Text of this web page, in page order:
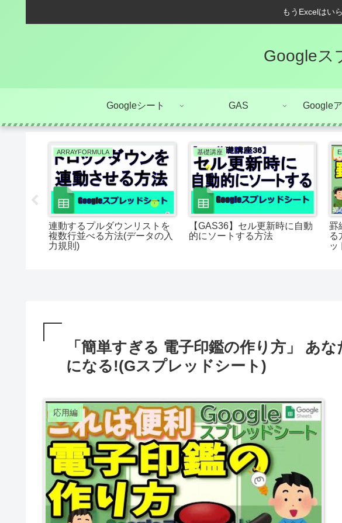
もうExcelはい
Googleス
Googleシート GAS Google
ARRAYFORMULA
連動するプルダウンリストを
複数行並べる方法(データの入
力規則)
基礎講座
【GAS36】セル更新時に自動
的にソートする方法
罫
る
ッ
「簡単すぎる 電子印鑑の作り方」 あ
になる!(Gスプレッドシート)
応用編